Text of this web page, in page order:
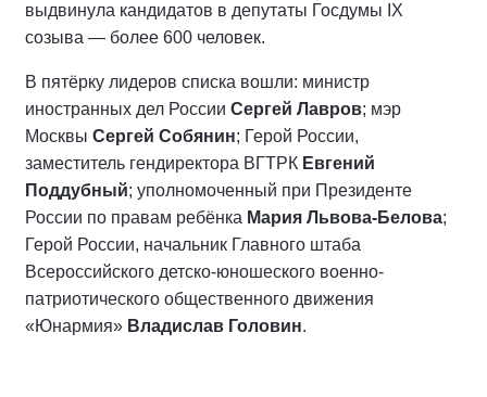
выдвинула кандидатов в депутаты Госдумы IX
созыва — более 600 человек.
В пятёрку лидеров списка вошли: министр
иностранных дел России Сергей Лавров; мэр
Москвы Сергей Собянин; Герой России,
заместитель гендиректора ВГТРК Евгений
Поддубный; уполномоченный при Президенте
России по правам ребёнка Мария Львова-Белова;
Герой России, начальник Главного штаба
Всероссийского детско-юношеского военно-
патриотического общественного движения
«Юнармия» Владислав Головин.